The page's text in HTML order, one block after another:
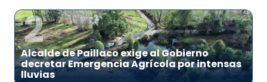
2
Alcalde de Paillaco exige al Gobierno
decretar Emergencia Agrícola por intensas
lluvias